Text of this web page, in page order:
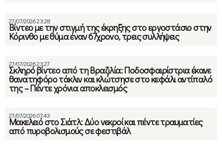
27/07/2026 23:28
Βίντεο με την στιγμή της έκρηξης στο εργοστάσιο στην
Κόρινθο με θύμα έναν 67χρονο, τρεις συλλήψεις
27/07/2026 23:27
Σκληρό βίντεο από τη Βραζιλία: Ποδοσφαιρίστρια έκανε
θανατηφόρο τάκλιν και κλώτσησε στο κεφάλι αντίπαλό
της – Πέντε χρόνια αποκλεισμός
27/07/2026 07:43
Μακελειό στο Σιάτλ: Δύο νεκροί και πέντε τραυματίες
από πυροβολισμούς σε φεστιβάλ